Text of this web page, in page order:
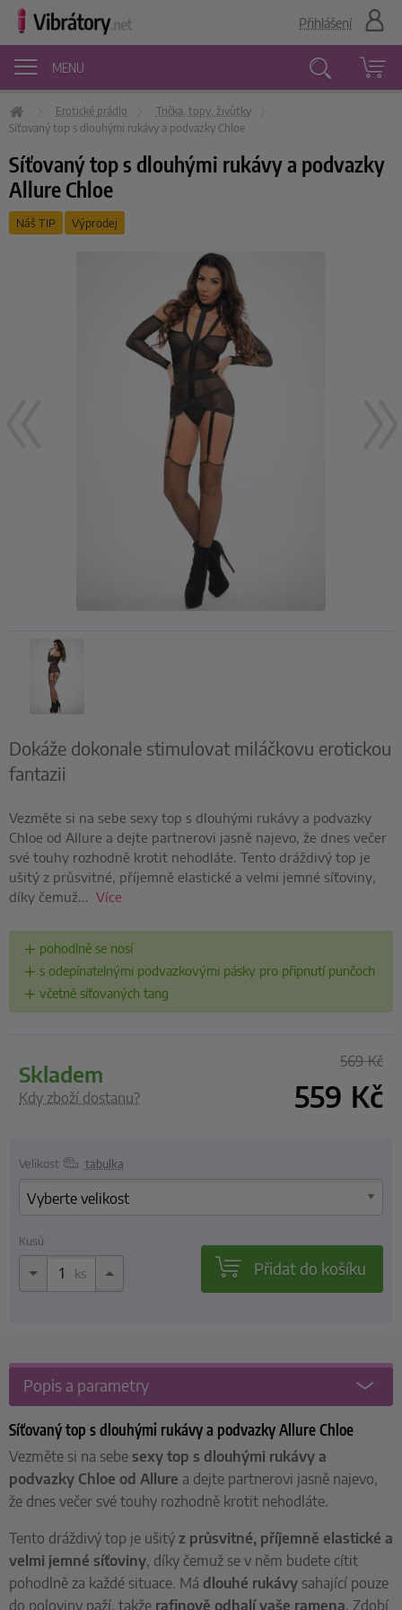
MENU
Přihlášení
Erotické prádlo
Trička, topy, živůtky
Síťovaný top s dlouhými rukávy a podvazky Chloe
Síťovaný top s dlouhými rukávy a podvazky
Allure Chloe
Náš TIP Výprodej
Dokáže dokonale stimulovat miláčkovu erotickou
fantazii
Vezměte si na sebe sexy top s dlouhými rukávy a podvazky
Chloe od Allure a dejte partnerovi jasně najevo, že dnes večer
své touhy rozhodně krotit nehodláte. Tento dráždivý top je
ušitý z průsvitné, příjemně elastické a velmi jemné síťoviny,
díky čemuž... Více
pohodlně se nosí
s odepínatelnými podvazkovými pásky pro připnutí punčoch
včetně síťovaných tang
skladem
Kdy zboží dostanu?
569Kč
559 Kč
Velikost tabulka
Kusů
ks Přidat do košíku
Popis a parametry
Síťovaný top s dlouhými rukávy a podvazky Allure Chloe
Vezměte si na sebe sexy top s dlouhými rukávy a
podvazky Chloe od Allure a dejte partnerovi jasně najevo,
že dnes večer své touhy rozhodně krotit nehodláte.
Tento dráždivý top je ušitý z průsvitné, příjemně elastické a
velmi jemné síťoviny, díky čemuž se v něm budete cítit
pohodlně za každé situace. Má dlouhé rukávy sahající pouze
do poloviny paží, takže rafinově odhalí vaše ramena. Zdobí